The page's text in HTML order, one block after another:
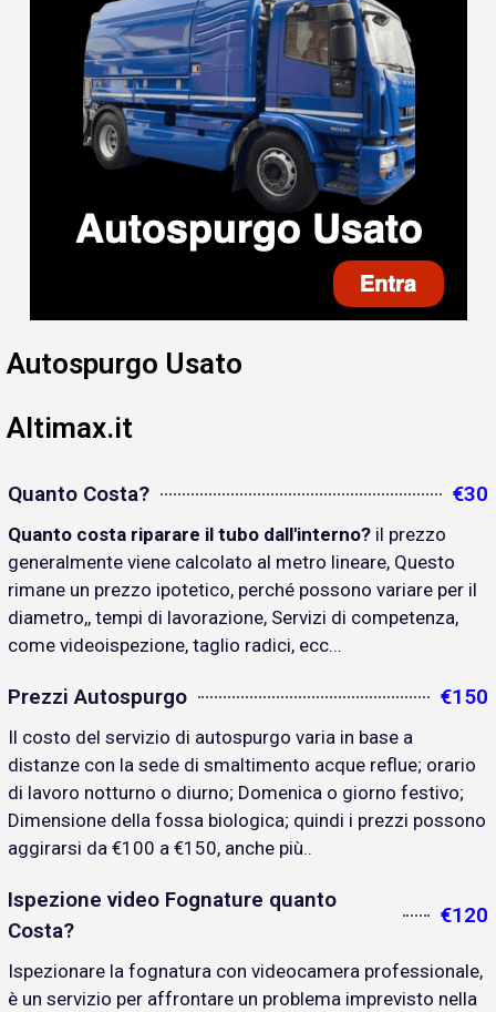
Autospurgo Usato
Altimax.it
Quanto Costa? €30
Quanto costa riparare il tubo dall'interno? il prezzo
generalmente viene calcolato al metro lineare, Questo
rimane un prezzo ipotetico, perché possono variare per il
diametro,, tempi di lavorazione, Servizi di competenza,
come videoispezione, taglio radici, ecc...
Prezzi Autospurgo €150
Il costo del servizio di autospurgo varia in base a
distanze con la sede di smaltimento acque reflue; orario
di lavoro notturno o diurno; Domenica o giorno festivo;
Dimensione della fossa biologica; quindi i prezzi possono
aggirarsi da €100 a €150, anche più..
Ispezione video Fognature quanto
Costa?
€120
Ispezionare la fognatura con videocamera professionale,
è un servizio per affrontare un problema imprevisto nella